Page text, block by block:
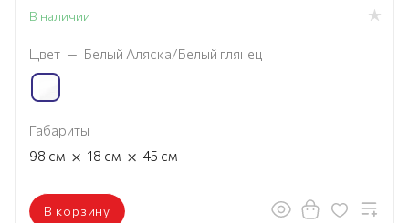
В наличии
Цвет — Белый Аляска/Белый глянец
Габариты
98 см × 18 см × 45 см
В корзину